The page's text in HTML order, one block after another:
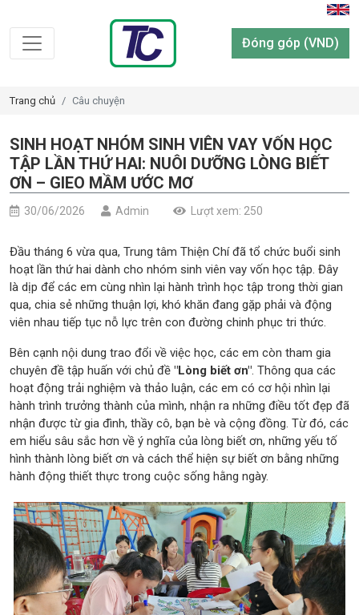
Đóng góp (VND)
Trang chủ Câu chuyện
SINH HOẠT NHÓM SINH VIÊN VAY VỐN HỌC
TẬP LẦN THỨ HAI: NUÔI DƯỠNG LÒNG BIẾT
ƠN – GIEO MẦM ƯỚC MƠ
30/06/2026 Admin Lượt xem: 250
Đầu tháng 6 vừa qua, Trung tâm Thiện Chí đã tổ chức buổi sinh
hoạt lần thứ hai dành cho nhóm sinh viên vay vốn học tập. Đây
là dịp để các em cùng nhìn lại hành trình học tập trong thời gian
qua, chia sẻ những thuận lợi, khó khăn đang gặp phải và động
viên nhau tiếp tục nỗ lực trên con đường chinh phục tri thức.
Bên cạnh nội dung trao đổi về việc học, các em còn tham gia
chuyên đề tập huấn với chủ đề "Lòng biết ơn". Thông qua các
hoạt động trải nghiệm và thảo luận, các em có cơ hội nhìn lại
hành trình trưởng thành của mình, nhận ra những điều tốt đẹp đã
nhận được từ gia đình, thầy cô, bạn bè và cộng đồng. Từ đó, các
em hiểu sâu sắc hơn về ý nghĩa của lòng biết ơn, những yếu tố
hình thành lòng biết ơn và cách thể hiện sự biết ơn bằng những
hành động thiết thực trong cuộc sống hằng ngày.